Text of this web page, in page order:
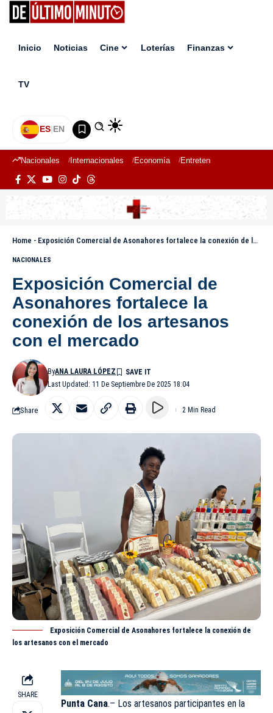
Inicio Noticias Cine Loterías Finanzas
TV
ES|EN
Nacionales Internacionales Economía Entretenimiento
Home - Exposición Comercial de Asonahores fortalece la conexión de los artesanos con el mercado
NACIONALES
Exposición Comercial de
Asonahores fortalece la
conexión de los artesanos
con el mercado
Last Updated: 11 De Septiembre De 2025 18:04
ByANA LAURA LÓPEZ
Share 2 Min Read
Exposición Comercial de Asonahores fortalece la conexión de
los artesanos con el mercado
SHARE
Punta Cana.– Los artesanos participantes en la